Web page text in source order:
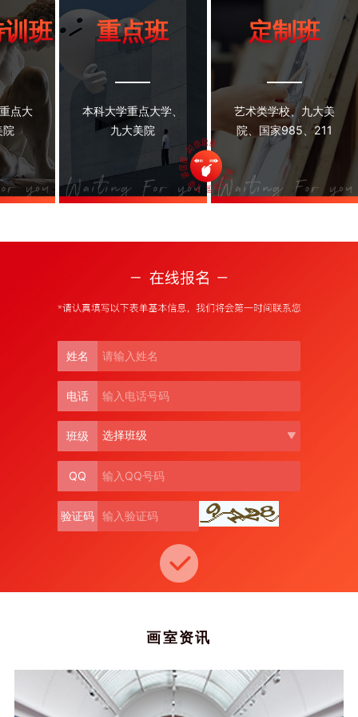
班
点大
院
重点班
本科大学重点大学、
九大美院
定制班
艺术类学校、九大美
院、国家985、211
姓名
电话
班级
QQ
验证码
画室资讯